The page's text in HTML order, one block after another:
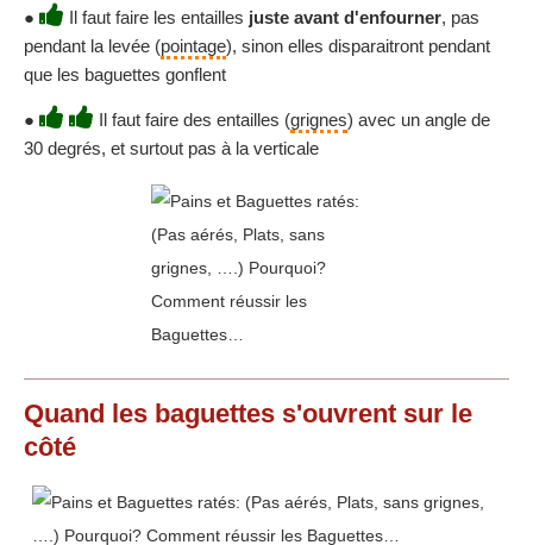
● Il faut faire les entailles juste avant d'enfourner, pas
pendant la levée (pointage), sinon elles disparaitront pendant
que les baguettes gonflent
● Il faut faire des entailles (grignes) avec un angle de
30 degrés, et surtout pas à la verticale
Quand les baguettes s'ouvrent sur le
côté